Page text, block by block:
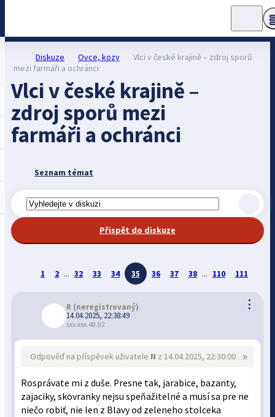
Diskuze Ovce, kozy
Vlci v české krajině – zdroj sporů
mezi farmáři a ochránci
Vlci v české krajině –
zdroj sporů mezi
farmáři a ochránci
Seznam témat
Přispět do diskuze
1 2 ... 32 33 34 35 36 37 38 ... 110 111
⋮
R (neregistrovaný)
14.04.2025, 22:38:49
xxx.xxx.48.92
»
Odpověď na příspěvek uživatele N z 14.04.2025, 22:30:00
Rosprávate mi z duše. Presne tak, jarabice, bazanty,
zajaciky, skovranky nejsu speňažitelné a musí sa pre ne
niečo robiť, nie len z Blavy od zeleneho stolceka